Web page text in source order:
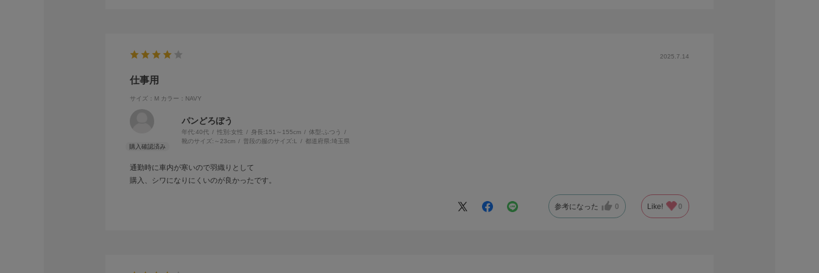
2025.7.14
仕事用
サイズ：M カラー：NAVY
パンどろぼう
年代:40代 性別:女性 身長:151～155cm 体型: ふつう
靴のサイズ: ～23cm 普段の服のサイズ:L 都道府県:埼玉県
通勤時に車内が寒いので羽織りとして
購入、シワになりにくいのが良かったです。
参考になった 0 Like! 0